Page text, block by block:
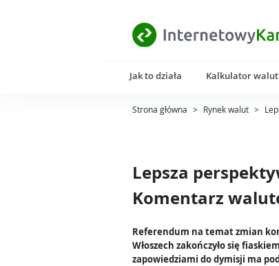
Jak to działa Kalkulator walut
Strona główna > Rynek walut >
Lepsza
Komentarz
Referendum na temat zmian
Włoszech zakończyło się
zapowiedziami do dymisji ma